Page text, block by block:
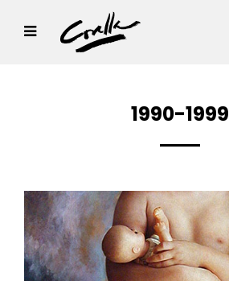
1990-1999